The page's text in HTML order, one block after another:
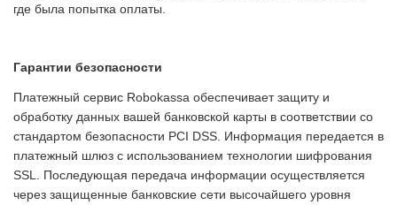
где была попытка оплаты.
Гарантии безопасности
Платежный сервис Robokassa обеспечивает защиту и
обработку данных вашей банковской карты в соответствии со
стандартом безопасности PCI DSS. Информация передается в
платежный шлюз с использованием технологии шифрования
SSL. Последующая передача информации осуществляется
через защищенные банковские сети высочайшего уровня